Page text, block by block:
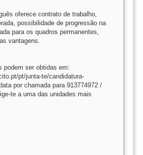
oferece contrato de trabalho,
possibilidade de progressão na
para os quadros permanentes,
vantagens.
podem ser obtidas em:
pt/junta-te/candidatura-
por chamada para 913774972 /
te a uma das unidades mais